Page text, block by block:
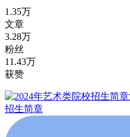
1.35万
文章
3.28万
粉丝
11.43万
获赞
招生简章